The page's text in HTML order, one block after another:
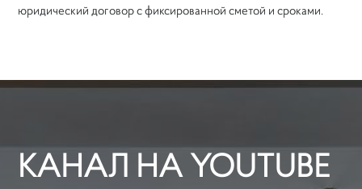
юридический договор с фиксированной сметой и сроками.
КАНАЛ НА YOUTUBE